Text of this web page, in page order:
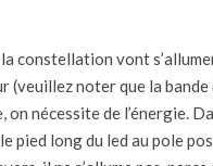
constellation vont
(veuillez noter que la
nécessite de l’énergie.
pied long du led au pole